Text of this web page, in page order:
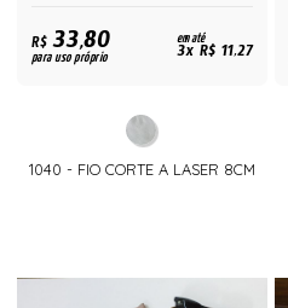
R$33,80
para uso próprio
em até
3x R$ 11,27
1040 - FIO CORTE A LASER 8CM